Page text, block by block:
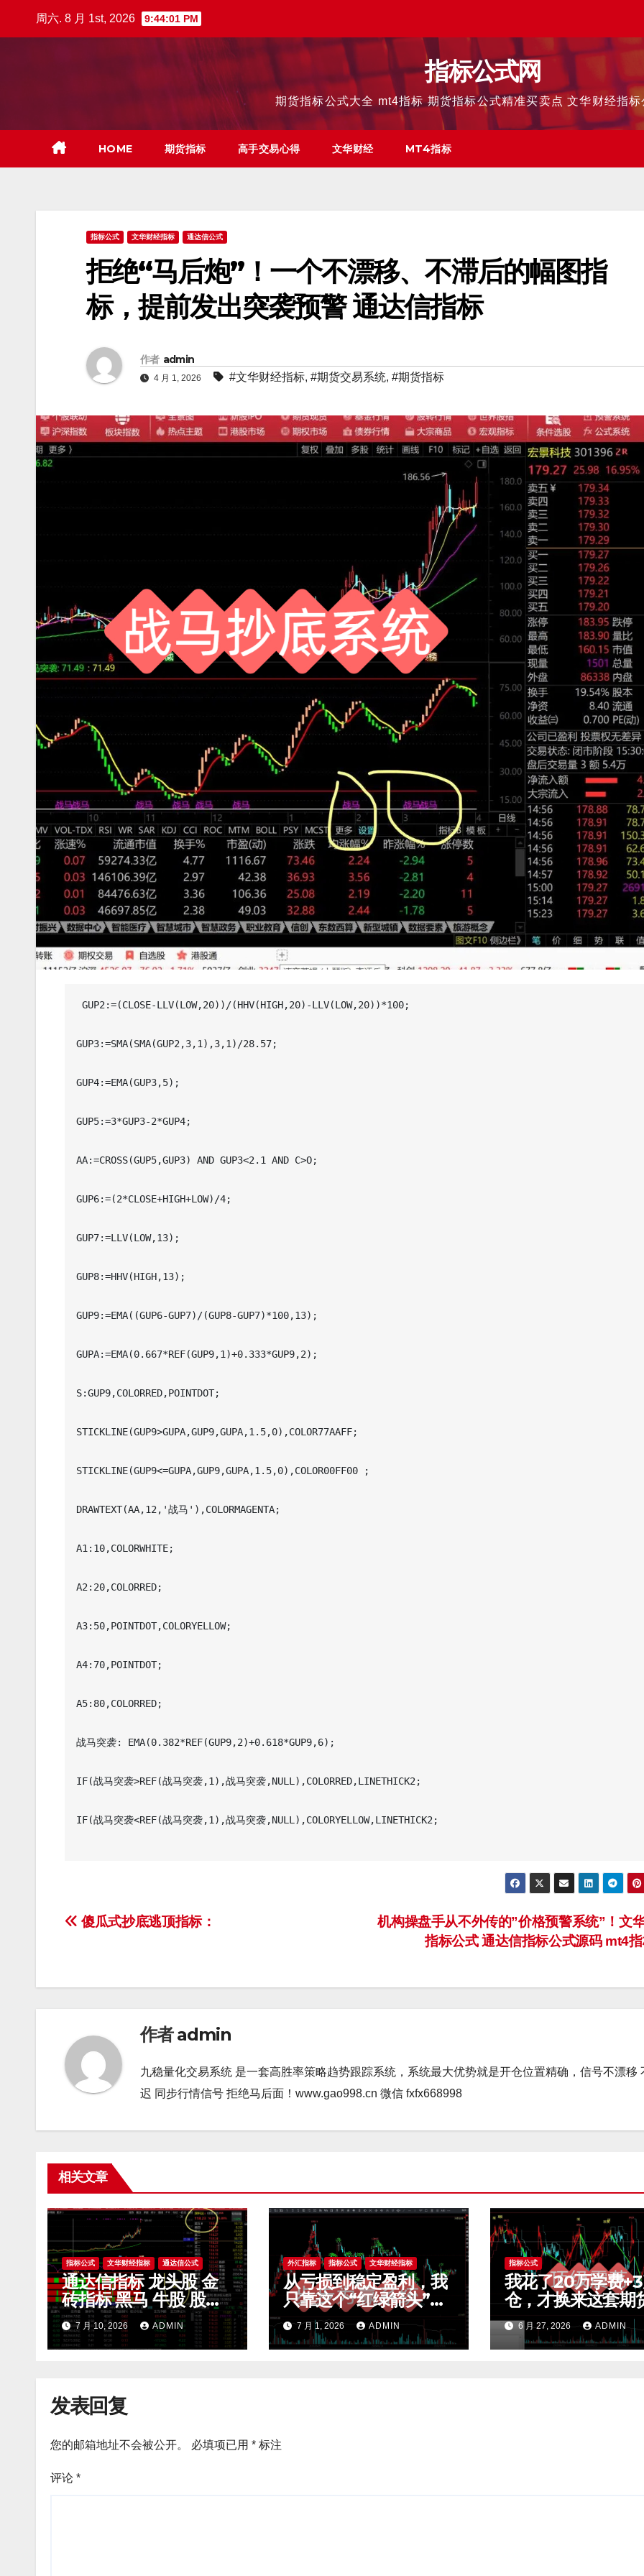
周六. 8 月 1st, 2026 9:44:03 PM
指标公式网
期货指标公式大全 mt4指标 期货指标公式精准买卖点 文华财经指
HOME 期货指标 高手交易心得 文华财经 MT4指标
指标公式 文华财经指标 通达信公式
拒绝“马后炮”！一个不漂移、不滞后的幅图指
标，提前发出突袭预警 通达信指标
作者 admin
4 月 1, 2026 #文华财经指标, #期货交易系统, #期货指标
GUP3:=SMA(SMA(GUP2,3,1),3,1)/28.57;
GUP4:=EMA(GUP3,5);
GUP5:=3*GUP3-2*GUP4;
AA:=CROSS(GUP5,GUP3) AND GUP3<2.1 AND C>O;
GUP6:=(2*CLOSE+HIGH+LOW)/4;
GUP7:=LLV(LOW,13);
GUP8:=HHV(HIGH,13);
GUP9:=EMA((GUP6-GUP7)/(GUP8-GUP7)*100,13);
GUPA:=EMA(0.667*REF(GUP9,1)+0.333*GUP9,2);
S:GUP9,COLORRED,POINTDOT;
STICKLINE(GUP9>GUPA,GUP9,GUPA,1.5,0),COLOR77AAFF;
STICKLINE(GUP9<=GUPA,GUP9,GUPA,1.5,0),COLOR00FF00 ;
DRAWTEXT(AA,12,'战马'),COLORMAGENTA;
A1:10,COLORWHITE;
A2:20,COLORRED;
A3:50,POINTDOT,COLORYELLOW;
A4:70,POINTDOT;
A5:80,COLORRED;
战马突袭: EMA(0.382*REF(GUP9,2)+0.618*GUP9,6);
IF(战马突袭>REF(战马突袭,1),战马突袭,NULL),COLORRED,LINETHICK2;
IF(战马突袭<REF(战马突袭,1),战马突袭,NULL),COLORYELLOW,LINETHICK2;
文
导
机构操盘手从不外传的”价格预警系统”！文
指标公式 通达信指标公式源码 mt4
傻瓜式抄底逃顶指标：
作者admin
九稳量化交易系统 是一套高胜率策略趋势跟踪系统，系统最大优势就是开仓位置精确，信号不漂移
迟 同步行情信号 拒绝马后面！www.gao998.cn 微信 fxfx668998
相关文章
指标公式 文华财经指标 通达信公式
通达信指标 龙头股 金
砖指标 黑马 牛股 股票
指标公式
7 月 10, 2026 ADMIN
外汇指标 指标公式 文华财经指标
从亏损到稳定盈利，我
只靠这个“红绿箭头”过
滤无效交易，干货全公
开 mt4指标
7 月 1, 2026 ADMIN
指标公式
我花了20万学费
仓，才换来这套期
荡交易系统，今天
公开核心逻辑
6 月 27, 2026 ADMIN
发表回复
您的邮箱地址不会被公开。 必填项已用 * 标注
评论 *